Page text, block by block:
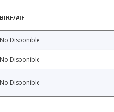
BIRF/AIF
No Disponible
No Disponible
No Disponible